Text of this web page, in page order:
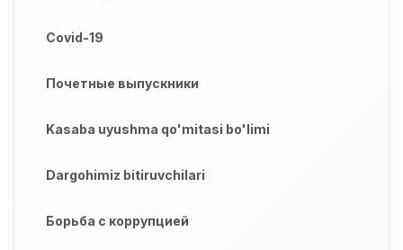
Covid-19
Почетные выпускники
Kasaba uyushma qo'mitasi bo'limi
Dargohimiz bitiruvchilari
Борьба с коррупцией